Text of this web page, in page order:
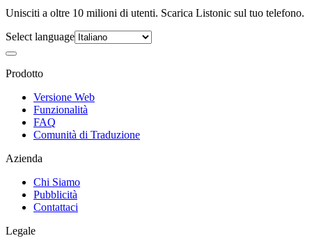
Unisciti a oltre 10 milioni di utenti. Scarica Listonic sul tuo telefono.
Select language
Prodotto
Versione Web
Funzionalità
FAQ
Comunità di Traduzione
Azienda
Chi Siamo
Pubblicità
Contattaci
Legale